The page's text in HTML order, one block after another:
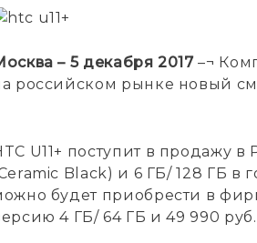
– 5 декабря 2017–¬
российском рынке новый
U11+ поступит в продажу
Black) и 6 ГБ/ 128 ГБ в
будет приобрести в
4 ГБ/ 64 ГБ и 49 990